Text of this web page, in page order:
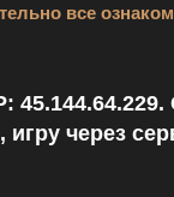
все
45.144.64.229.
игру через